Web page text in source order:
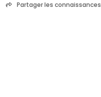
Partager les connaissances